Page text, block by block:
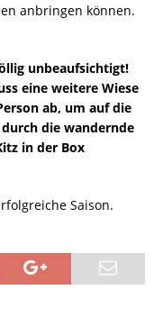
anbringen können.
unbeaufsichtigt!
eine weitere Wiese
ab, um auf die
die wandernde
in der Box
Saison.